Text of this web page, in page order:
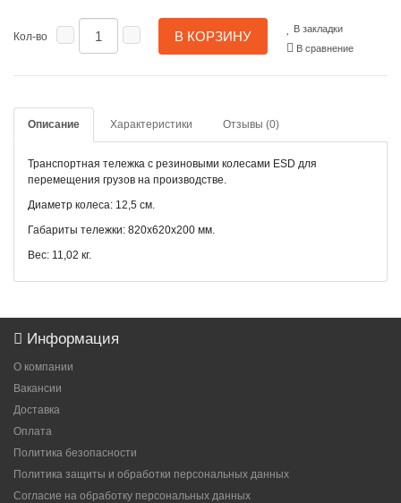
Кол-во В КОРЗИНУ
В закладки
В сравнение
Описание Характеристики Отзывы (0)
Транспортная тележка с резиновыми колесами ESD для
перемещения грузов на производстве.
Диаметр колеса: 12,5 см.
Габариты тележки: 820х620х200 мм.
Вес: 11,02 кг.
Информация
О компании
Вакансии
Доставка
Оплата
Политика безопасности
Политика защиты и обработки персональных данных
Согласие на обработку персональных данных